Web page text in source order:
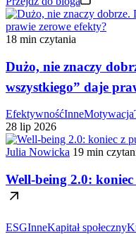
18 min czytania
Dużo, nie znaczy
wszystkiego” daje
EfektywnośćInneMotywacja
28 lip 2026
Julia Nowicka 19 min
Well-being 2.0:
ESGInneKapitał społeczny